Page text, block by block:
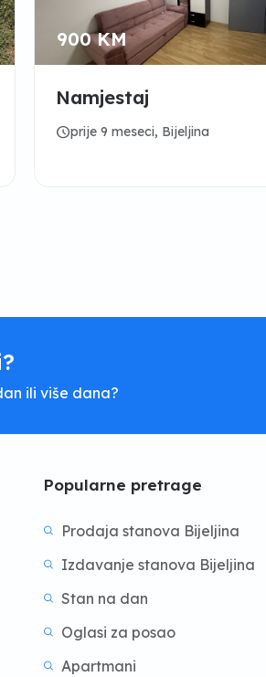
900 KM
Namjestaj
scheduleprije 9 meseci, Bijeljina
ili više dana?
Popularne pretrage
Prodaja stanova Bijeljina
Izdavanje stanova Bijeljina
Stan na dan
Oglasi za posao
Apartmani